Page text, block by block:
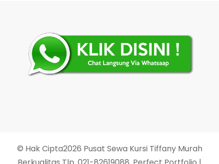
© Hak Cipta2026 Pusat Sewa Kursi Tiffany Murah